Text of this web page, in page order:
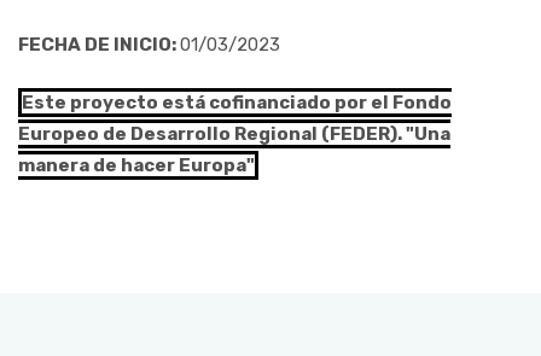
FECHA DE INICIO:01/03/2023
Este proyecto está cofinanciado por el Fondo
Europeo de Desarrollo Regional (FEDER). "Una
manera de hacer Europa"